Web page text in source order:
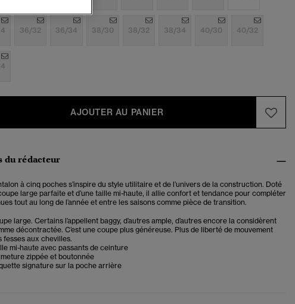
36/32 36/34 38/30 38/32 38/34 40/30 40/32
AJOUTER AU PANIER
du rédacteur
à cinq poches s’inspire du style utilitaire et de l’univers de la construction. Doté
large parfaite et d’une taille mi-haute, il allie confort et tendance pour compléter
tout au long de l’année et entre les saisons comme pièce de transition.
large. Certains l’appellent baggy, d’autres ample, d’autres encore la considèrent
décontractée. C’est une coupe plus généreuse. Plus de liberté de mouvement
fesses aux chevilles.
mi-haute avec passants de ceinture
zippée et boutonnée
signature sur la poche arrière